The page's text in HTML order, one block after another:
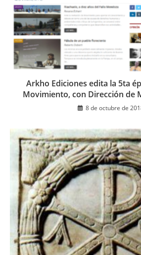
Arkho Ediciones edita la 5ta
Movimiento, con Dirección de
8 de octubre de